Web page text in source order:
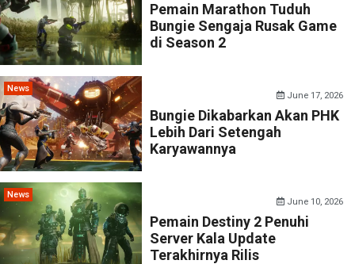
Pemain Marathon Tuduh
Bungie Sengaja Rusak Game
di Season 2
News
June 17, 2026
Bungie Dikabarkan Akan PHK
Lebih Dari Setengah
Karyawannya
News
June 10, 2026
Pemain Destiny 2 Penuhi
Server Kala Update
Terakhirnya Rilis